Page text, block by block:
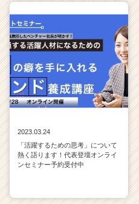
2023.03.24
「活躍するための思考」について
熱く語ります！代表登壇オンライ
ンセミナー予約受付中